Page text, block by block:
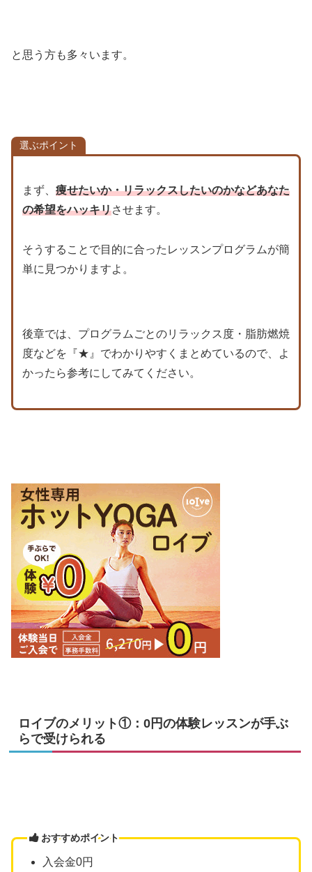
と思う方も多々います。
選ぶポイント
まず、 痩せたいか・リラックスしたいのかなどあなた
の希望をハッキリさせます。
そうすることで目的に合ったレッスンプログラムが簡
単に見つかりますよ。
後章では、プログラムごとのリラックス度・脂肪燃焼
度などを『★』でわかりやすくまとめているので、よ
かったら参考にしてみてください。
ロイブのメリット①：0円の体験レッスンが手ぶ
らで受けられる
おすすめポイント
入会金0円